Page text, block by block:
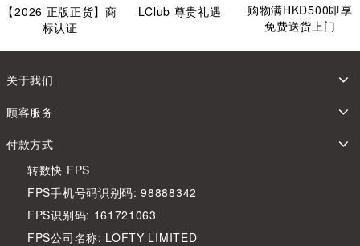
【2026 正版正货】商
标认证
LClub 尊贵礼遇
购物满HKD500即享
免费送货上门
关于我们
顾客服务
付款方式
转数快 FPS
FPS手机号码识别码: 98888342
FPS识别码: 161721063
FPS公司名称: LOFTY LIMITED